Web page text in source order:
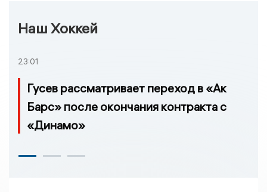
Наш Хоккей
23:01
Гусев рассматривает переход в «Ак
Барс» после окончания контракта с
«Динамо»